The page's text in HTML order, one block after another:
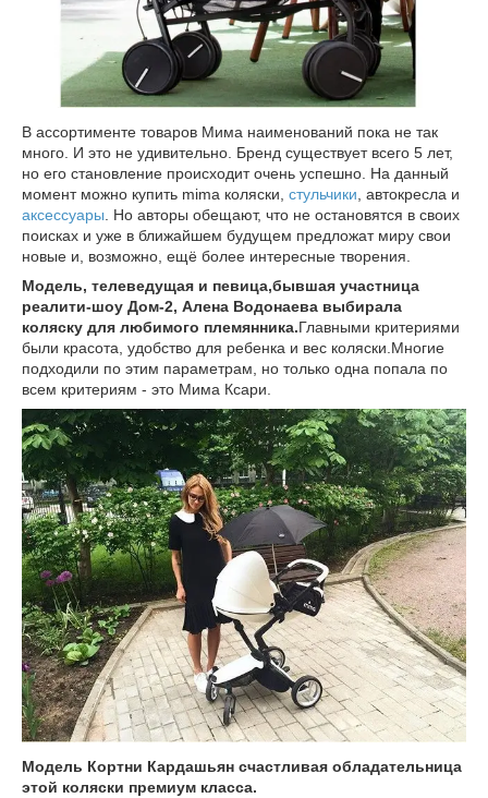
В ассортименте товаров Мима наименований пока не так
много. И это не удивительно. Бренд существует всего 5 лет,
но его становление происходит очень успешно. На данный
момент можно купить mima коляски, стульчики , автокресла и
аксессуары . Но авторы обещают, что не остановятся в своих
поисках и уже в ближайшем будущем предложат миру свои
новые и, возможно, ещё более интересные творения.
Модель, телеведущая и певица,бывшая участница
реалити-шоу Дом-2, Алена Водонаева выбирала
коляску для любимого племянника.Главными критериями
были красота, удобство для ребенка и вес коляски.Многие
подходили по этим параметрам, но только одна попала по
всем критериям - это Мима Ксари.
Модель Кортни Кардашьян счастливая обладательница
этой коляски премиум класса.